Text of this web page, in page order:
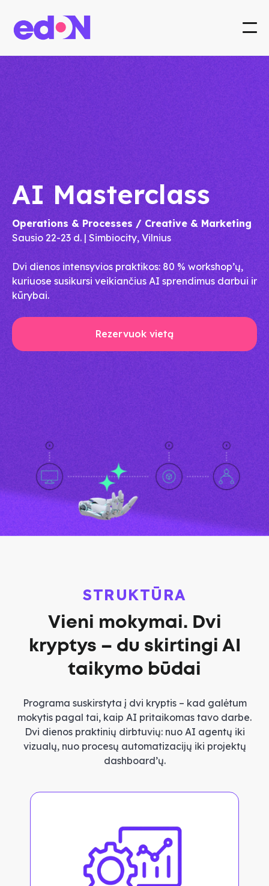
AI Masterclass
Operations & Processes / Creative & Marketing
Sausio 22-23 d. | Simbiocity, Vilnius
Dvi dienos intensyvios praktikos: 80 % workshop’ų,
kuriuose susikursi veikiančius AI sprendimus darbui ir
kūrybai.
Rezervuok vietą
STRUKTŪRA
Vieni mokymai. Dvi
kryptys – du skirtingi AI
taikymo būdai
Programa suskirstyta į dvi kryptis – kad galėtum
mokytis pagal tai, kaip AI pritaikomas tavo darbe.
Dvi dienos praktinių dirbtuvių: nuo AI agentų iki
vizualų, nuo procesų automatizacijų iki projektų
dashboard’ų.